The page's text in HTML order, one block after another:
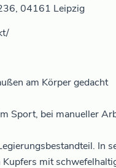
04161 Leipzig
am Körper gedacht
Sport, bei manueller
In
mit